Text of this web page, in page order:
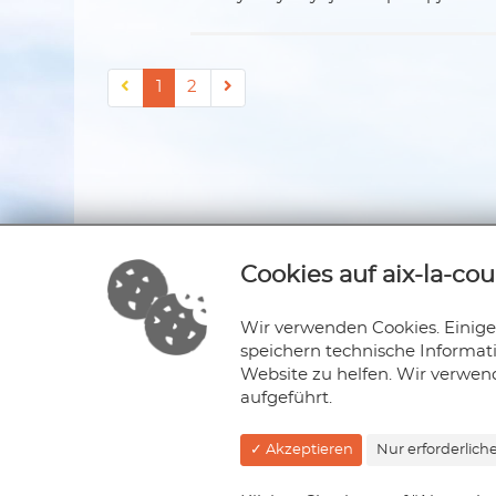
2
Aix-la-couleur
Cookies auf aix-la-
Wir verwenden Cookies.
speichern technische
Website zu helfen. Wir
aufgeführt.
✓ Akzeptieren Nur